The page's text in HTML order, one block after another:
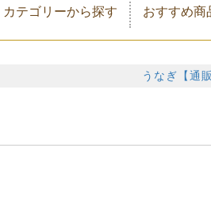
カテゴリーから探す
うなぎ 蒲焼き
きざみうなぎ
プレミアム
うなぎお得セット
うなぎ 白焼き
うなぎ蒲焼・白焼 詰合
様々な贈り物におすすめ
おすすめ商
うなぎ【通